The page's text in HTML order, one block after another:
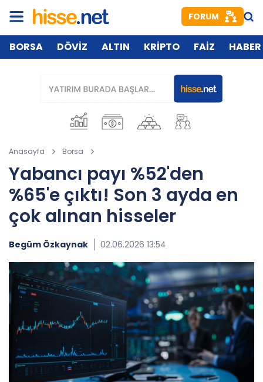
FORUM
BORSA DÖVİZ ALTIN KRİPTO FAİZ HABER
Anasayfa Borsa
Yabancı payı %52'den
%65'e çıktı! Son 3 ayda en
çok alınan hisseler
Begüm Özkaynak 02.06.2026 13:54